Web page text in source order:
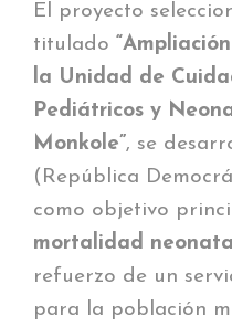
El proyecto
titulado
la Unidad de
Pediátricos y
Monkole” , se
(República
como objetivo
mortalidad
refuerzo de un
para la población